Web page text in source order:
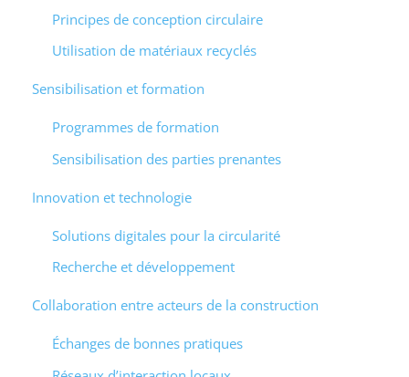
Principes de conception circulaire
Utilisation de matériaux recyclés
Sensibilisation et formation
Programmes de formation
Sensibilisation des parties prenantes
Innovation et technologie
Solutions digitales pour la circularité
Recherche et développement
Collaboration entre acteurs de la construction
Échanges de bonnes pratiques